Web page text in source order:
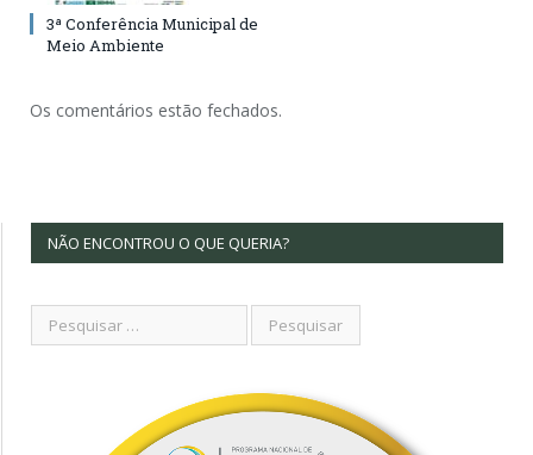
3ª Conferência Municipal de
Meio Ambiente
Os comentários estão fechados.
NÃO ENCONTROU O QUE QUERIA?